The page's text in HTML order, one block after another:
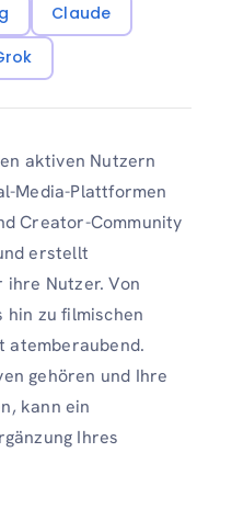
Claude
aktiven Nutzern
Media-Plattformen
Creator-Community
erstellt
Nutzer. Von
zu filmischen
atemberaubend.
gehören und Ihre
kann ein
Ihres